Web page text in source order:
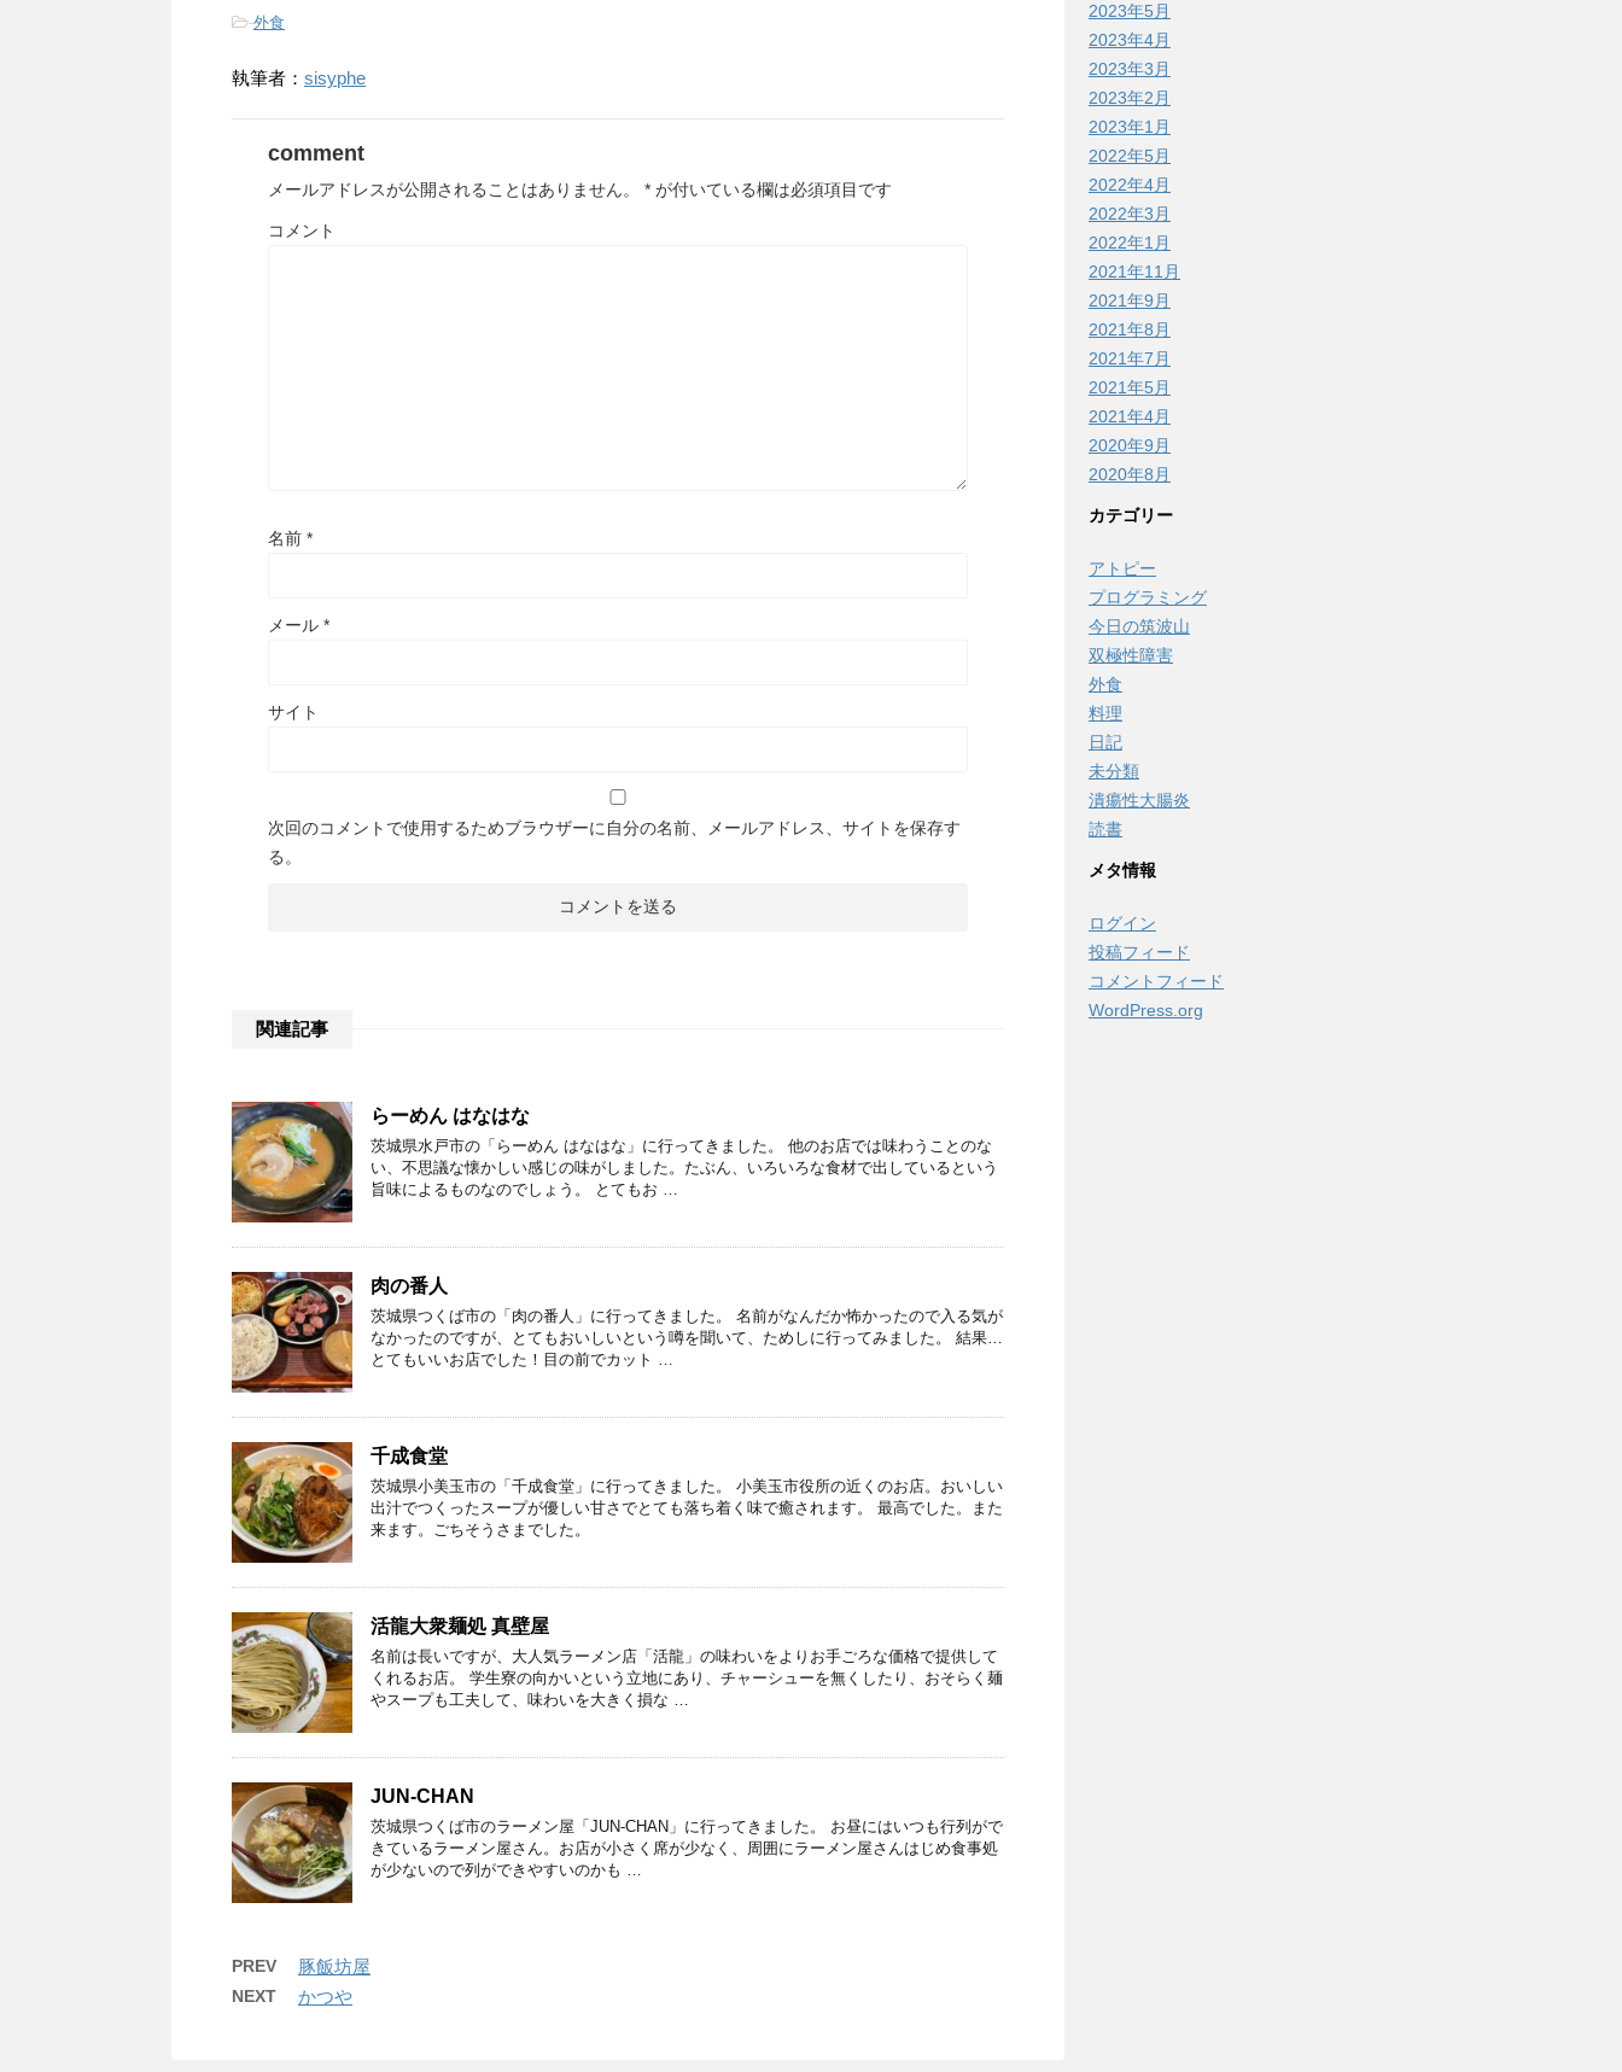
-外食
執筆者： sisyphe
comment
メールアドレスが公開されることはありません。 * が付いている欄は必須項目です
コメント
名前 *
メール *
サイト
次回のコメントで使用するためブラウザーに自分の名前、メールアドレス、サイトを保存す
る。
関連記事
らーめん はなはな
茨城県水戸市の「らーめん はなはな」に行ってきました。 他のお店では味わうことのな
い、不思議な懐かしい感じの味がしました。たぶん、いろいろな食材で出しているという
旨味によるものなのでしょう。 とてもお …
肉の番人
茨城県つくば市の「肉の番人」に行ってきました。 名前がなんだか怖かったので入る気が
なかったのですが、とてもおいしいという噂を聞いて、ためしに行ってみました。 結果…
とてもいいお店でした！目の前でカット …
千成食堂
茨城県小美玉市の「千成食堂」に行ってきました。 小美玉市役所の近くのお店。おいしい
出汁でつくったスープが優しい甘さでとても落ち着く味で癒されます。 最高でした。また
来ます。ごちそうさまでした。
活龍大衆麺処 真壁屋
名前は長いですが、大人気ラーメン店「活龍」の味わいをよりお手ごろな価格で提供して
くれるお店。 学生寮の向かいという立地にあり、チャーシューを無くしたり、おそらく麺
やスープも工夫して、味わいを大きく損な …
JUN-CHAN
茨城県つくば市のラーメン屋「JUN-CHAN」に行ってきました。 お昼にはいつも行列がで
きているラーメン屋さん。お店が小さく席が少なく、周囲にラーメン屋さんはじめ食事処
が少ないので列ができやすいのかも …
PREV 豚飯坊屋
NEXT かつや
2023年5月
2023年4月
2023年3月
2023年2月
2023年1月
2022年5月
2022年4月
2022年3月
2022年1月
2021年11月
2021年9月
2021年8月
2021年7月
2021年5月
2021年4月
2020年9月
2020年8月
カテゴリー
アトピー
プログラミング
今日の筑波山
双極性障害
外食
料理
日記
未分類
潰瘍性大腸炎
読書
メタ情報
ログイン
投稿フィード
コメントフィード
WordPress.org